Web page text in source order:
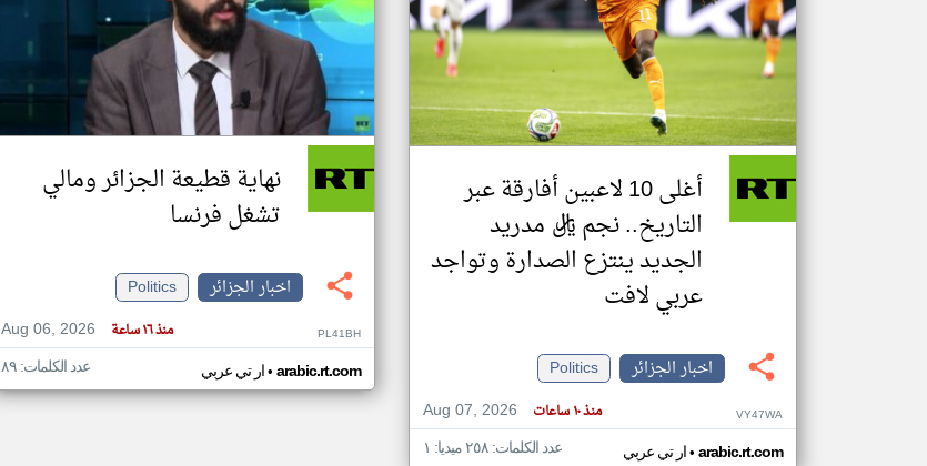
أغلى 10 لاعبين أفارقة عبر
التاريخ.. نجم ريال مدريد
الجديد ينتزع الصدارة وتواجد
عربي لافت
اخبار الجزائر
Politics
Aug 07, 2026
منذ ١٠ ساعات VY47WA
ار تي عربي• arabic.rt.com عدد الكلمات: ٢٥٨ ميديا: ١
نهاية قطيعة الجزائر ومالي
تشغل فرنسا
اخبار الجزائر
Politics
Aug 06, 2026
منذ ١٦ ساعة PL41BH
ار تي عربي• arabic.rt.com عدد الكلمات: ٨٩